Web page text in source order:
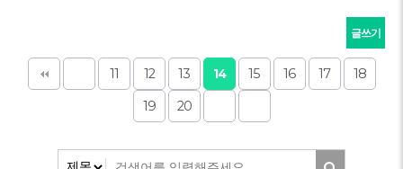
글쓰기
11 12 13 14 15 16 17
18
19
20